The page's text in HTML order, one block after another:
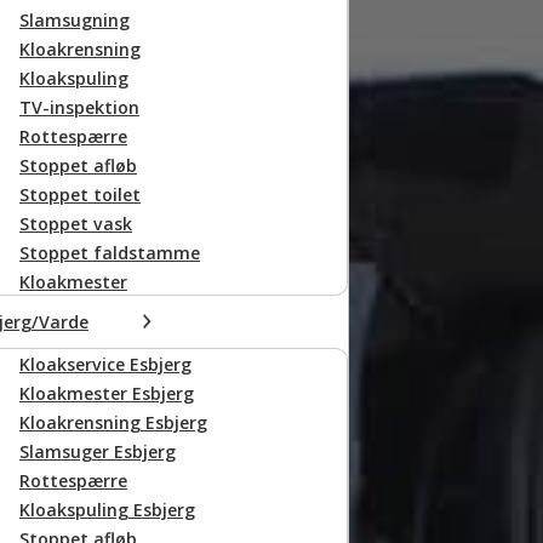
Slamsugning
Kloakrensning
Kloakspuling
TV-inspektion
Rottespærre
Stoppet afløb
Stoppet toilet
Stoppet vask
Stoppet faldstamme
Kloakmester
Varde
Kloakservice Esbjerg
Kloakmester Esbjerg
Kloakrensning Esbjerg
Slamsuger Esbjerg
Rottespærre
Kloakspuling Esbjerg
Stoppet afløb